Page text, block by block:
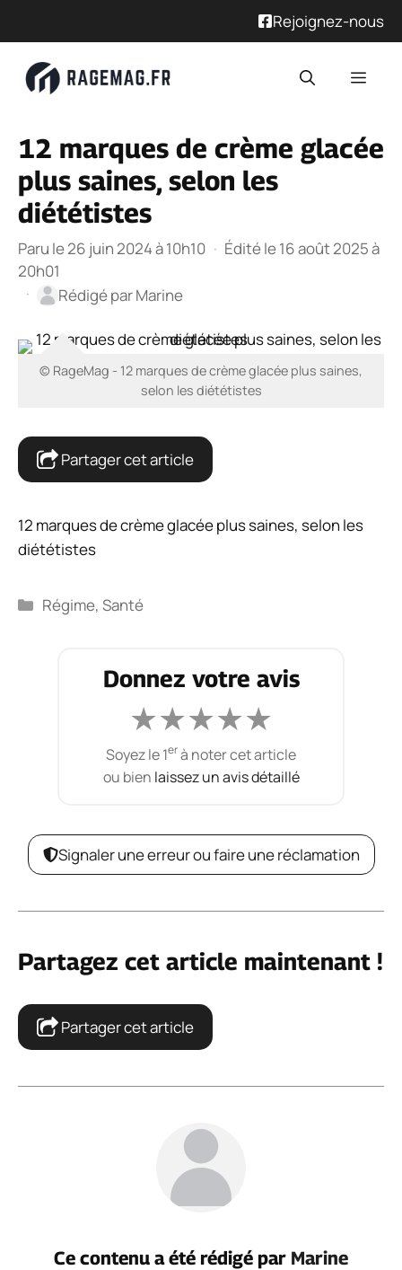
Rejoignez-nous
12 marques de crème glacée
plus saines, selon les
diététistes
Paru le 26 juin 2024 à 10h10 · Édité le 16 août 2025 à
20h01
·
Rédigé parMarine
© RageMag - 12 marques de crème glacée plus saines,
selon les diététistes
Partager cet article
12 marques de crème glacée plus saines, selon les
diététistes
Catégories
Régime,Santé
Donnez votre avis
★★★★★
Soyez le 1erà noter cet article
ou bien laissez un avis détaillé
Signaler une erreur ou faire une réclamation
Partagez cet article maintenant !
Partager cet article
Ce contenu a été rédigé par Marine